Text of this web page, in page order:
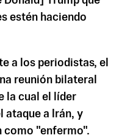
estén haciendo
a los periodistas, el
reunión bilateral
la cual el líder
ataque a Irán, y
como "enfermo".